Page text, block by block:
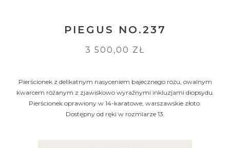
PIEGUS NO.237
3 500,00 ZŁ
Pierścionek z delikatnym nasyceniem bajecznego różu, owalnym
kwarcem różanym z zjawiskowo wyraźnymi inkluzjami diopsydu.
Pierścionek oprawiony w 14-karatowe, warszawskie złoto.
Dostępny od ręki w rozmiarze 13.